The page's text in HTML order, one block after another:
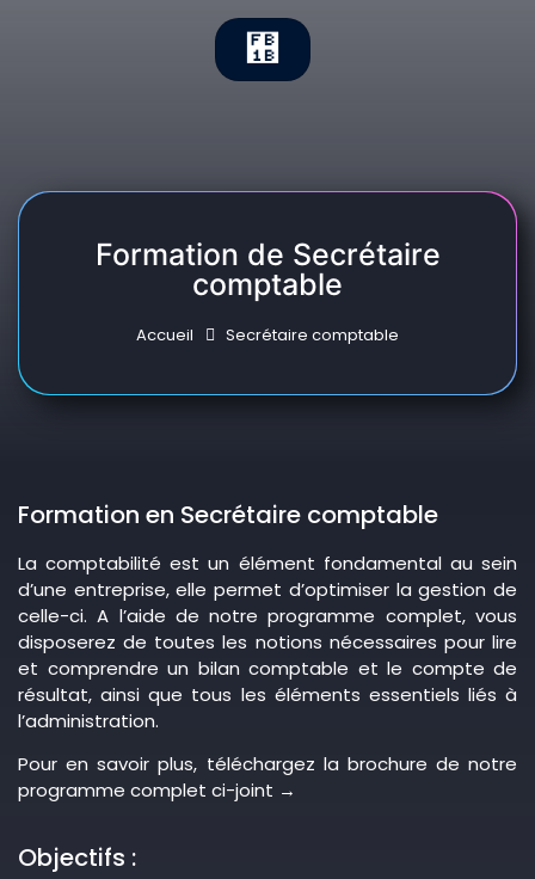
Formation de Secrétaire
comptable
Accueil Secrétaire comptable
Formation en Secrétaire comptable
La comptabilité est un élément fondamental au sein
d’une entreprise, elle permet d’optimiser la gestion de
celle-ci. A l’aide de notre programme complet, vous
disposerez de toutes les notions nécessaires pour lire
et comprendre un bilan comptable et le compte de
résultat, ainsi que tous les éléments essentiels liés à
l’administration.
Pour en savoir plus, téléchargez la brochure de notre
programme complet ci-joint →
Objectifs :